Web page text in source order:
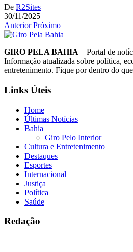
De R2Sites
30/11/2025
Anterior Próximo
GIRO PELA BAHIA – Portal de
Informação atualizada sobre política,
entretenimento. Fique por dentro do
Links Úteis
Home
Últimas Notícias
Bahia
Giro Pelo Interior
Cultura e Entretenimento
Destaques
Esportes
Internacional
Justiça
Política
Saúde
Redação